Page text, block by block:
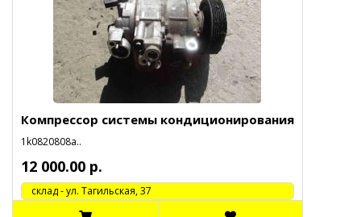
Компрессор системы кондиционирования
1k0820808a..
12 000.00 р.
cклад - ул. Тагильская, 37